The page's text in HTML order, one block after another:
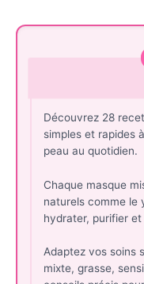
Découvrez 28
simples et rapides
peau au quotidien.
Chaque masque
naturels comme le
hydrater, purifier
Adaptez vos soins
mixte, grasse,